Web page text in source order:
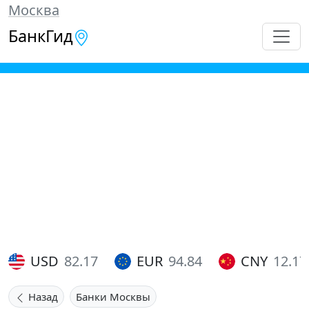
Москва
БанкГид
USD 82.17 EUR 94.84 CNY 12.17
Назад Банки Москвы